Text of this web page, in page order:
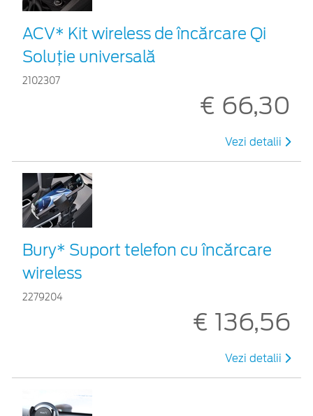
ACV* Kit wireless de încărcare Qi
Soluție universală
2102307
€ 66,30
Vezi detalii
Bury* Suport telefon cu încărcare
wireless
2279204
€ 136,56
Vezi detalii